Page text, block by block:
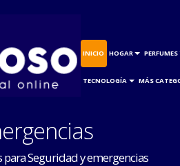
INICIO HOGAR
TECNOLOGÍA MÁS
Seguridad y emergencias